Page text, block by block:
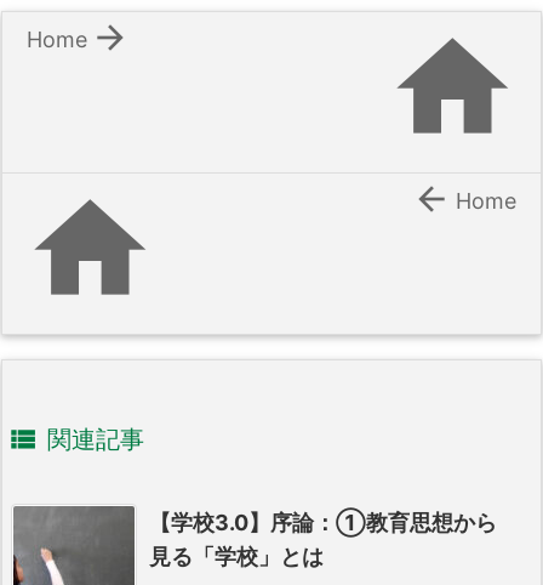


Home
  Home
 関連記事
【学校3.0】序論：①教育思想から
見る「学校」とは